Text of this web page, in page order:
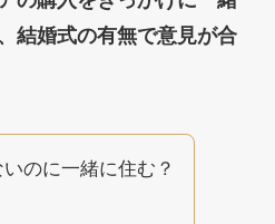
結婚式の有無で意見が合
のに一緒に住む？